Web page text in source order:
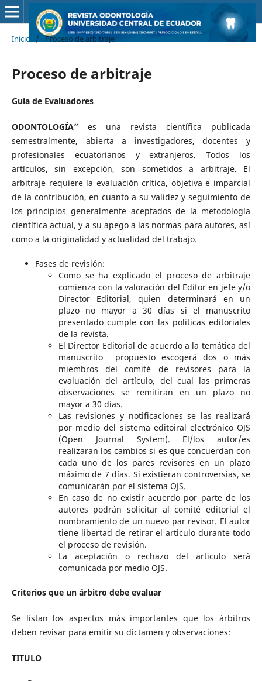
Inicio / Proceso de arbitraje
Proceso de arbitraje
Guía de Evaluadores
ODONTOLOGÍA” es una revista científica publicada
semestralmente, abierta a investigadores, docentes y
profesionales ecuatorianos y extranjeros. Todos los
artículos, sin excepción, son sometidos a arbitraje. El
arbitraje requiere la evaluación crítica, objetiva e imparcial
de la contribución, en cuanto a su validez y seguimiento de
los principios generalmente aceptados de la metodología
científica actual, y a su apego a las normas para autores, así
como a la originalidad y actualidad del trabajo.
Fases de revisión:
Como se ha explicado el proceso de arbitraje
comienza con la valoración del Editor en jefe y/o
Director Editorial, quien determinará en un
plazo no mayor a 30 días si el manuscrito
presentado cumple con las politicas editoriales
de la revista.
El Director Editorial de acuerdo a la temática del
manuscrito propuesto escogerá dos o más
miembros del comité de revisores para la
evaluación del artículo, del cual las primeras
observaciones se remitiran en un plazo no
mayor a 30 días.
Las revisiones y notificaciones se las realizará
por medio del sistema editoiral electrónico OJS
(Open Journal System). El/los autor/es
realizaran los cambios si es que concuerdan con
cada uno de los pares revisores en un plazo
máximo de 7 días. Si existieran controversias, se
comunicarán por el sistema OJS.
En caso de no existir acuerdo por parte de los
autores podrán solicitar al comité editorial el
nombramiento de un nuevo par revisor. El autor
tiene libertad de retirar el articulo durante todo
el proceso de revisión.
La aceptación o rechazo del articulo será
comunicada por medio OJS.
Criterios que un árbitro debe evaluar
Se listan los aspectos más importantes que los árbitros
deben revisar para emitir su dictamen y observaciones:
TITULO